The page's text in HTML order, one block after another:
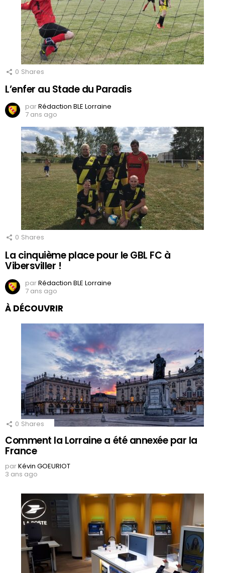
0 Shares
L’enfer au Stade du Paradis
parRédaction BLE Lorraine
7 ans ago
0 Shares
La cinquième place pour le GBL FC à
Vibersviller !
parRédaction BLE Lorraine
7 ans ago
À DÉCOUVRIR
0 Shares
Comment la Lorraine a été annexée par la
France
parKévin GOEURIOT
3 ans ago